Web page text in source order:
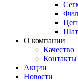
О компании
Качество
Контакты
Акции
Новости